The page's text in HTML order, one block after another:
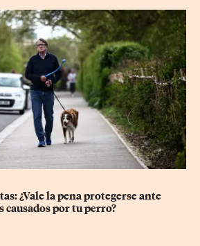
¿Vale la pena protegerse ante
causados por tu perro?